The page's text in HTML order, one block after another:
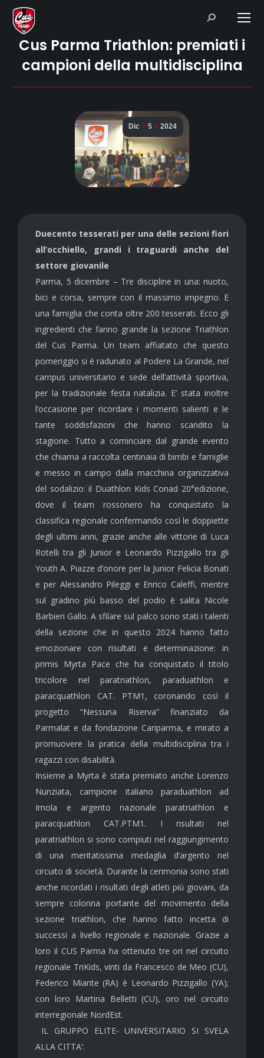
Search:
Cus Parma Triathlon: premiati i
campioni della multidisciplina
Dic 5 2024
Duecento tesserati per una delle sezioni fiori
all’occhiello, grandi i traguardi anche del
settore giovanile
Parma, 5 dicembre – Tre discipline in una: nuoto,
bici e corsa, sempre con il massimo impegno. E
una famiglia che conta oltre 200 tesserati. Ecco gli
ingredienti che fanno grande la sezione Triathlon
del Cus Parma. Un team affiatato che questo
pomeriggio si è radunato al Podere La Grande, nel
campus universitario e sede dell’attività sportiva,
per la tradizionale festa natalizia. E’ stata inoltre
l’occasione per ricordare i momenti salienti e le
tante soddisfazioni che hanno scandito la
stagione. Tutto a cominciare dal grande evento
che chiama a raccolta centinaia di bimbi e famiglie
e messo in campo dalla macchina organizzativa
del sodalizio: il Duathlon Kids Conad 20°edizione,
dove il team rossonero ha conquistato la
classifica regionale confermando così le doppiette
degli ultimi anni, grazie anche alle vittorie di Luca
Rotelli tra gli Junior e Leonardo Pizzigallo tra gli
Youth A. Piazze d’onore per la Junior Felicia Bonati
e per Alessandro Pileggi e Enrico Caleffi, mentre
sul gradino più basso del podio è salita Nicole
Barbieri Gallo. A sfilare sul palco sono stati i talenti
della sezione che in questo 2024 hanno fatto
emozionare con risultati e determinazione: in
primis Myrta Pace che ha conquistato il titolo
tricolore nel paratriathlon, paraduathlon e
paracquathlon CAT. PTM1, coronando così il
progetto “Nessuna Riserva” finanziato da
Parmalat e da fondazione Cariparma, e mirato a
promuovere la pratica della multidisciplina tra i
ragazzi con disabilità.
Insieme a Myrta è stata premiato anche Lorenzo
Nunziata, campione italiano paraduathlon ad
Imola e argento nazionale paratriathlon e
paracquathlon CAT.PTM1. I risultati nel
paratriathlon si sono compiuti nel raggiungimento
di una meritatissima medaglia d’argento nel
circuito di società. Durante la cerimonia sono stati
anche ricordati i risultati degli atleti più giovani, da
sempre colonna portante del movimento della
sezione triathlon, che hanno fatto incetta di
successi a livello regionale e nazionale. Grazie a
loro il CUS Parma ha ottenuto tre ori nel circuito
regionale TriKids, vinti da Francesco de Meo (CU),
Federico Miante (RA) è Leonardo Pizzigallo (YA);
con loro Martina Belletti (CU), oro nel circuito
interregionale NordEst.
IL GRUPPO ELITE- UNIVERSITARIO SI SVELA
ALLA CITTA’: